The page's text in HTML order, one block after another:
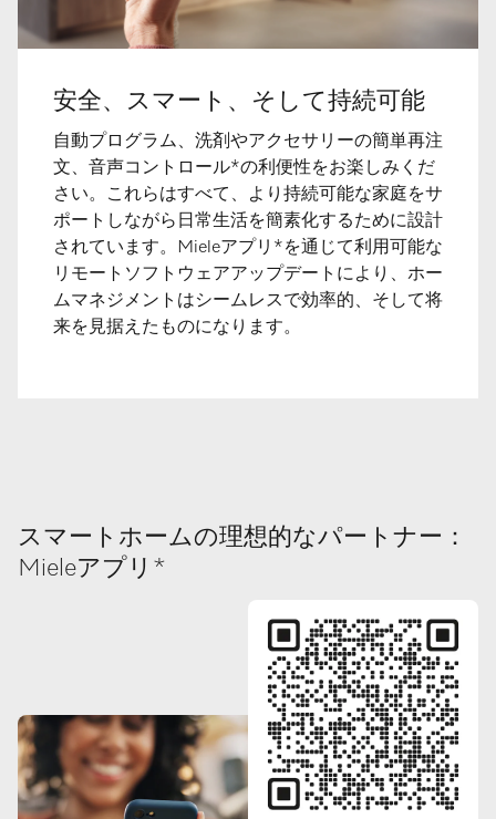
安全、スマート、そして持続可能
自動プログラム、洗剤やアクセサリーの簡単再注
文、音声コントロール*の利便性をお楽しみくだ
さい。これらはすべて、より持続可能な家庭をサ
ポートしながら日常生活を簡素化するために設計
されています。Mieleアプリ*を通じて利用可能な
リモートソフトウェアアップデートにより、ホー
ムマネジメントはシームレスで効率的、そして将
来を見据えたものになります。
スマートホームの理想的なパートナー：
Mieleアプリ*